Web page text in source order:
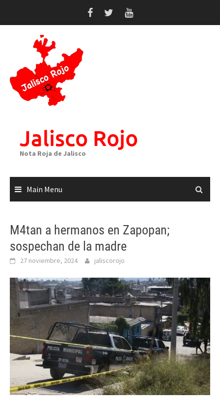
Jalisco Rojo
Nota Roja de Jalisco
Main Menu
M4tan a hermanos en Zapopan;
sospechan de la madre
27 noviembre, 2024 jaliscorojo